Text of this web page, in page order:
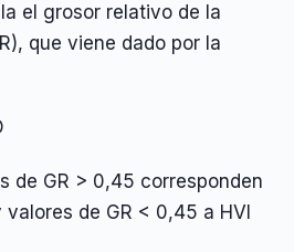
el grosor relativo de la
que viene dado por la
de GR > 0,45 corresponden
de GR < 0,45 a HVI